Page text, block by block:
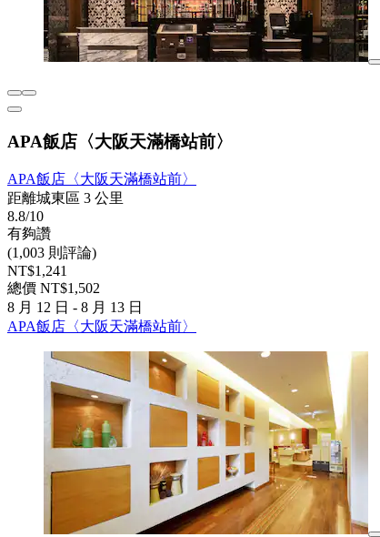
APA飯店〈大阪天滿橋站前〉
APA飯店〈大阪天滿橋站前〉
距離城東區 3 公里
8.8/10
有夠讚
(1,003 則評論)
NT$1,241
總價 NT$1,502
8 月 12 日 - 8 月 13 日
APA飯店〈大阪天滿橋站前〉